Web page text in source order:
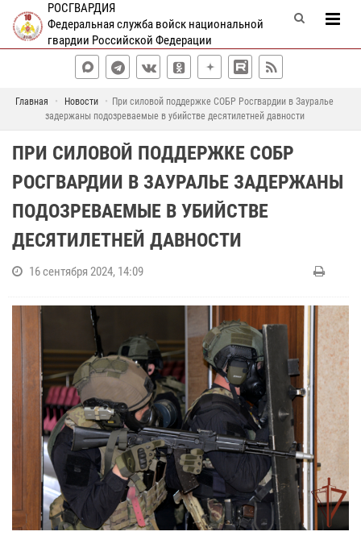
РОСГВАРДИЯ
Федеральная служба войск национальной
гвардии Российской Федерации
Главная Новости
При силовой поддержке СОБР Росгвардии в Зауралье
задержаны подозреваемые в убийстве десятилетней давности
ПРИ СИЛОВОЙ ПОДДЕРЖКЕ СОБР
РОСГВАРДИИ В ЗАУРАЛЬЕ ЗАДЕРЖАНЫ
ПОДОЗРЕВАЕМЫЕ В УБИЙСТВЕ
ДЕСЯТИЛЕТНЕЙ ДАВНОСТИ
16 сентября 2024, 14:09